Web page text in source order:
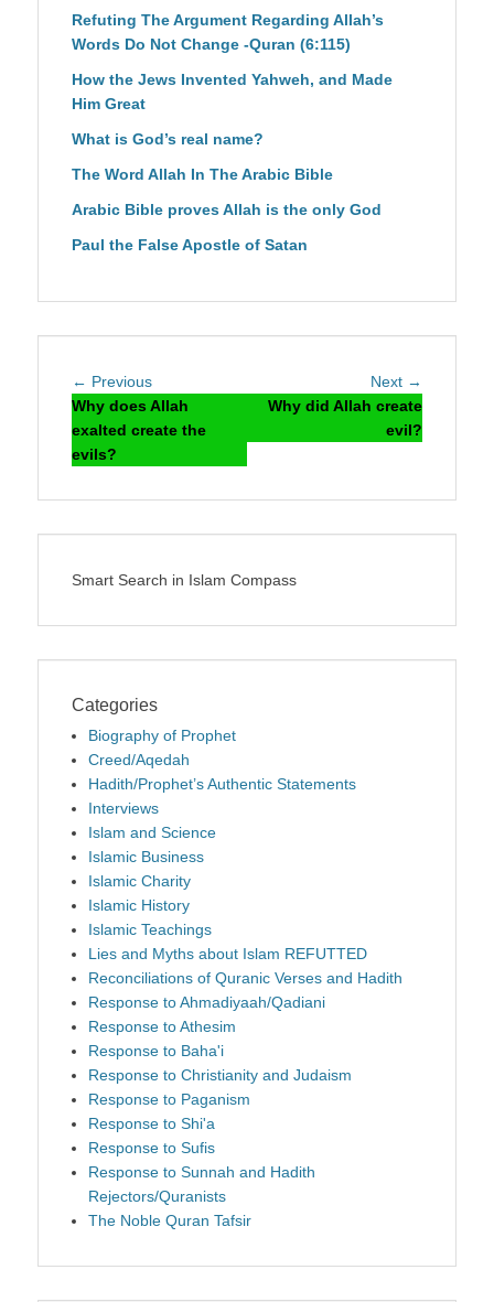
Refuting The Argument Regarding Allah’s
Words Do Not Change -Quran (6:115)
How the Jews Invented Yahweh, and Made
Him Great
What is God’s real name?
The Word Allah In The Arabic Bible
Arabic Bible proves Allah is the only God
Paul the False Apostle of Satan
Post
navigation
← PreviousPrevious
post:
Why does Allah
exalted create the
evils?
Next →
post:
Why did Allah create
evil?
Smart Search in Islam Compass
Categories
Biography of Prophet
Creed/Aqedah
Hadith/Prophet’s Authentic Statements
Interviews
Islam and Science
Islamic Business
Islamic Charity
Islamic History
Islamic Teachings
Lies and Myths about Islam REFUTTED
Reconciliations of Quranic Verses and Hadith
Response to Ahmadiyaah/Qadiani
Response to Athesim
Response to Baha'i
Response to Christianity and Judaism
Response to Paganism
Response to Shi'a
Response to Sufis
Response to Sunnah and Hadith
Rejectors/Quranists
The Noble Quran Tafsir